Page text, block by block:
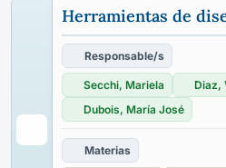
Herramientas de
Responsable/s
Secchi, Mariela
Diaz,
Dubois, María José
Materias